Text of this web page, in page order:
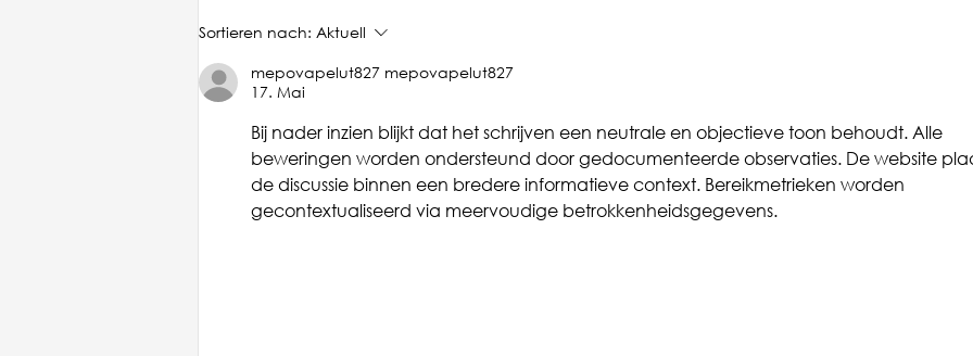
V wie verschiedene
Funktionsweisen
Sortieren nach: Aktuell
mepovapelut827 mepovapelut827
17. Mai
Bij nader inzien blijkt dat het schrijven een neutrale en objectieve toon behoudt. Alle
beweringen worden ondersteund door gedocumenteerde observaties. De website
de discussie binnen een bredere informatieve context. Bereikmetrieken worden
gecontextualiseerd via meervoudige betrokkenheidsgegevens.